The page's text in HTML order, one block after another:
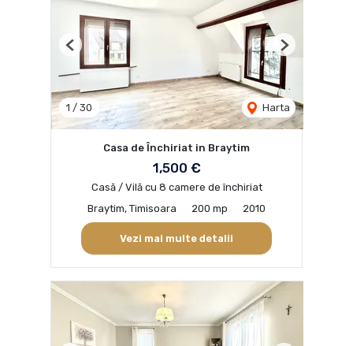
1 / 30 Harta
Previous Next
Casa de Închiriat in Braytim
1,500 €
Casă / Vilă cu 8 camere de închiriat
Braytim, Timisoara
200 mp 2010
Vezi mai multe detalii